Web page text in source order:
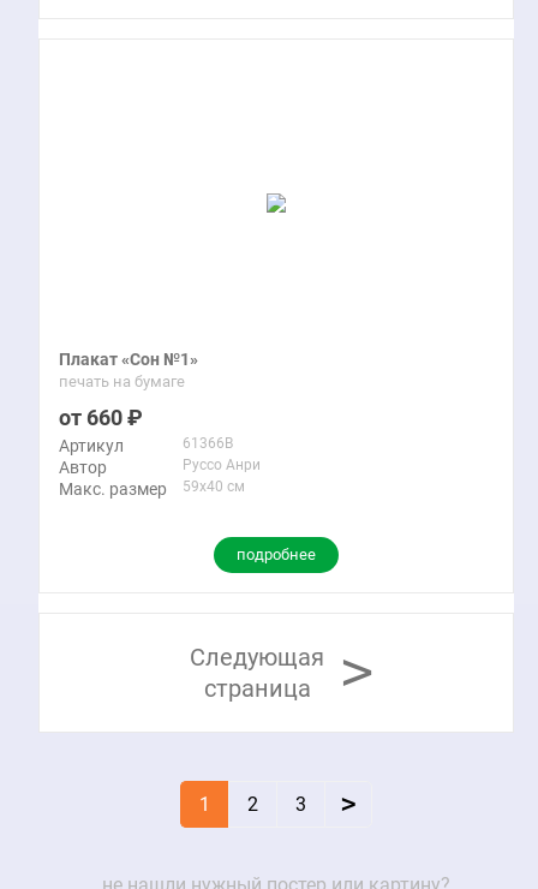
Плакат «Сон №1»
печать на бумаге
660
Артикул 61366B
Автор Руссо Анри
Макс. размер 59x40 см
подробнее
Следующая
страница
>
1 2 3 >